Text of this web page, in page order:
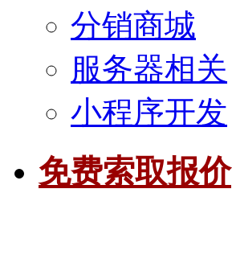
分销商城
服务器相关
小程序开发
免费索取报价